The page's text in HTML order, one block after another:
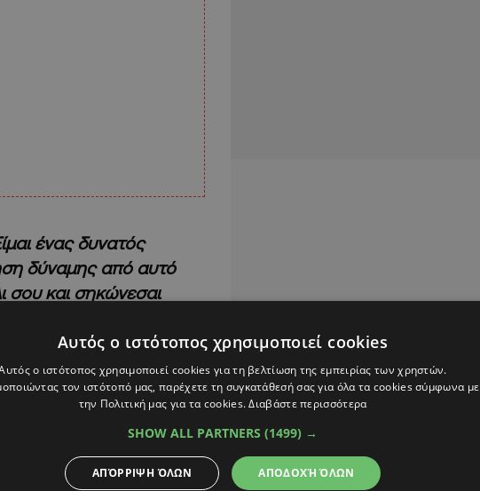
ένας δυνατός
δύναμης από αυτό
σου και σηκώνεσαι
της αλλαγής
νωρίτερα μια σχέση.
αυτό γιατί
με το που χώρισες;”
Αυτός ο ιστότοπος χρησιμοποιεί cookies
ο ιστότοπος χρησιμοποιεί cookies για τη βελτίωση της εμπειρίας των χρηστών.
τον ιστότοπό μας, παρέχετε τη συγκατάθεσή σας για όλα τα cookies σύμφωνα με
την Πολιτική μας για τα cookies.Διαβάστε περισσότερα
SHOW ALL PARTNERS (1499) →
ΑΠΟΔΟΧΉ ΌΛΩΝ
ΑΠΌΡΡΙΨΗ ΌΛΩΝ